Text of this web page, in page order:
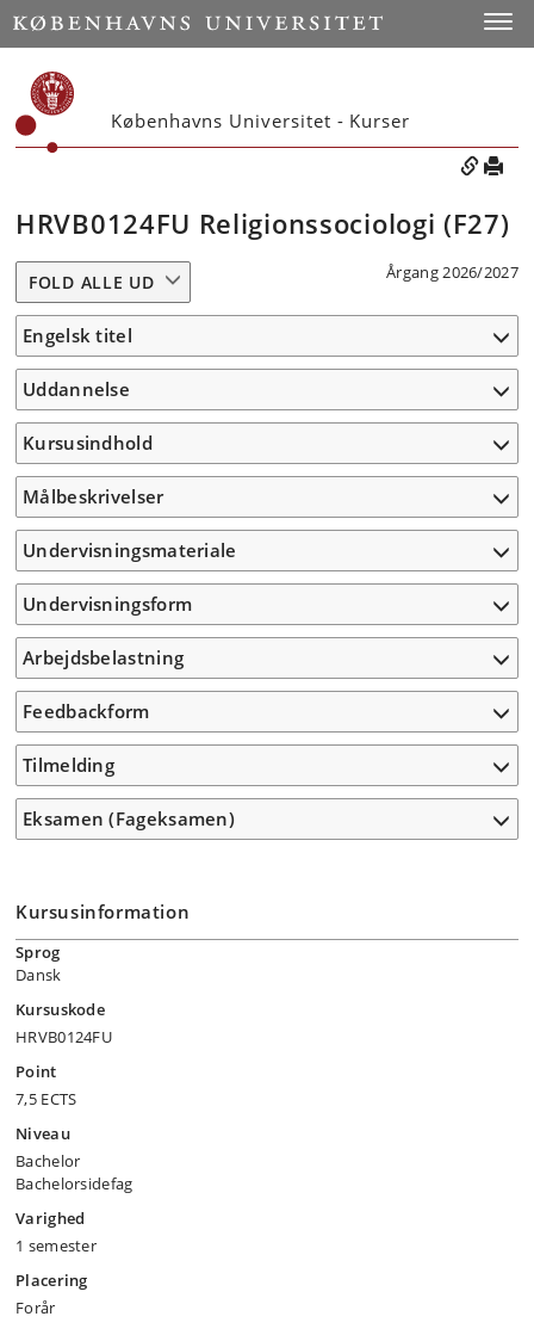
Københavns Universitet - Kurser
HRVB0124FU Religionssociologi (F27)
Årgang 2026/2027
FOLD ALLE UD
Engelsk titel
Uddannelse
Kursusindhold
Målbeskrivelser
Undervisningsmateriale
Undervisningsform
Arbejdsbelastning
Feedbackform
Tilmelding
Eksamen (Fageksamen)
Kursusinformation
Sprog
Dansk
Kursuskode
HRVB0124FU
Point
7,5 ECTS
Niveau
Bachelor
Bachelorsidefag
Varighed
1 semester
Placering
Forår